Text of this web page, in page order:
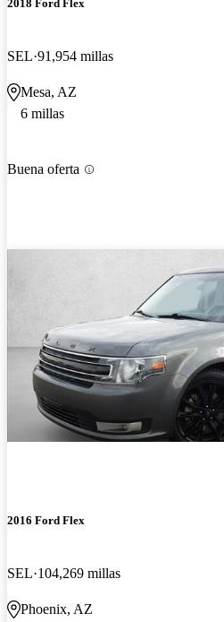
2018 Ford Flex
SEL 91,954 millas
Mesa, AZ
6 millas
Buena oferta
2016 Ford Flex
SEL 104,269 millas
Phoenix, AZ